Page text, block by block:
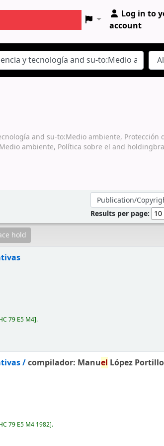
Log in to
account
and su-to:Medio ambiente, Protección
ambiente, Política sobre el and
Sort by:
Results per page:
hold
79 E5 M4 .
/compilador: Manuel López Portillo
79 E5 M4 1982 .